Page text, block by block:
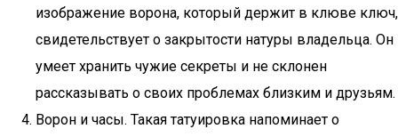
изображение ворона, который держит в клюве ключ,
свидетельствует о закрытости натуры владельца. Он
умеет хранить чужие секреты и не склонен
рассказывать о своих проблемах близким и друзьям.
Ворон и часы. Такая татуировка напоминает о